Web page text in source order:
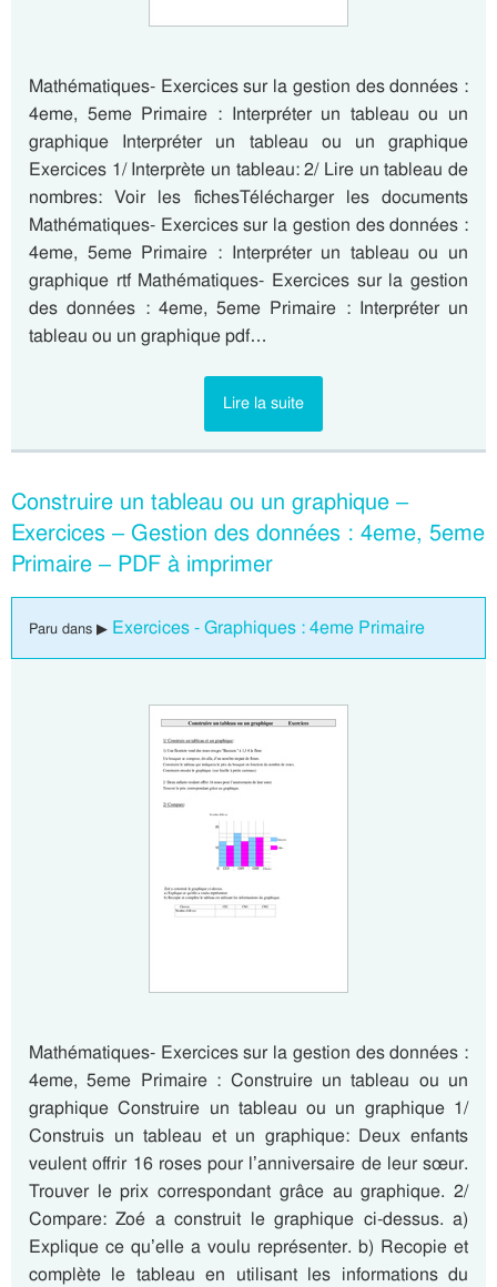
Mathématiques- Exercices sur la gestion des données :
4eme, 5eme Primaire : Interpréter un tableau ou un
graphique Interpréter un tableau ou un graphique
Exercices 1/ Interprète un tableau: 2/ Lire un tableau de
nombres: Voir les fichesTélécharger les documents
Mathématiques- Exercices sur la gestion des données :
4eme, 5eme Primaire : Interpréter un tableau ou un
graphique rtf Mathématiques- Exercices sur la gestion
des données : 4eme, 5eme Primaire : Interpréter un
tableau ou un graphique pdf…
Lire la suite
Construire un tableau ou un graphique –
Exercices – Gestion des données : 4eme, 5eme
Primaire – PDF à imprimer
Paru dans ▶ Exercices - Graphiques : 4eme Primaire
Mathématiques- Exercices sur la gestion des données :
4eme, 5eme Primaire : Construire un tableau ou un
graphique Construire un tableau ou un graphique 1/
Construis un tableau et un graphique: Deux enfants
veulent offrir 16 roses pour l’anniversaire de leur sœur.
Trouver le prix correspondant grâce au graphique. 2/
Compare: Zoé a construit le graphique ci-dessus. a)
Explique ce qu’elle a voulu représenter. b) Recopie et
complète le tableau en utilisant les informations du